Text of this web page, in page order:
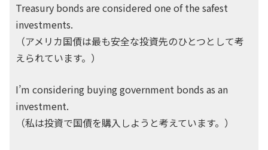
Treasury bonds are considered one of the safest
investments.
（アメリカ国債は最も安全な投資先のひとつとして考
えられています。）
I’m considering buying government bonds as an
investment.
（私は投資で国債を購入しようと考えています。）